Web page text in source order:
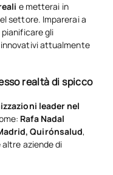
e metterai in
settore. Imparerai a
gli
attualmente
realtà di spicco
leader nel
Rafa Nadal
Quirónsalud,
aziende di